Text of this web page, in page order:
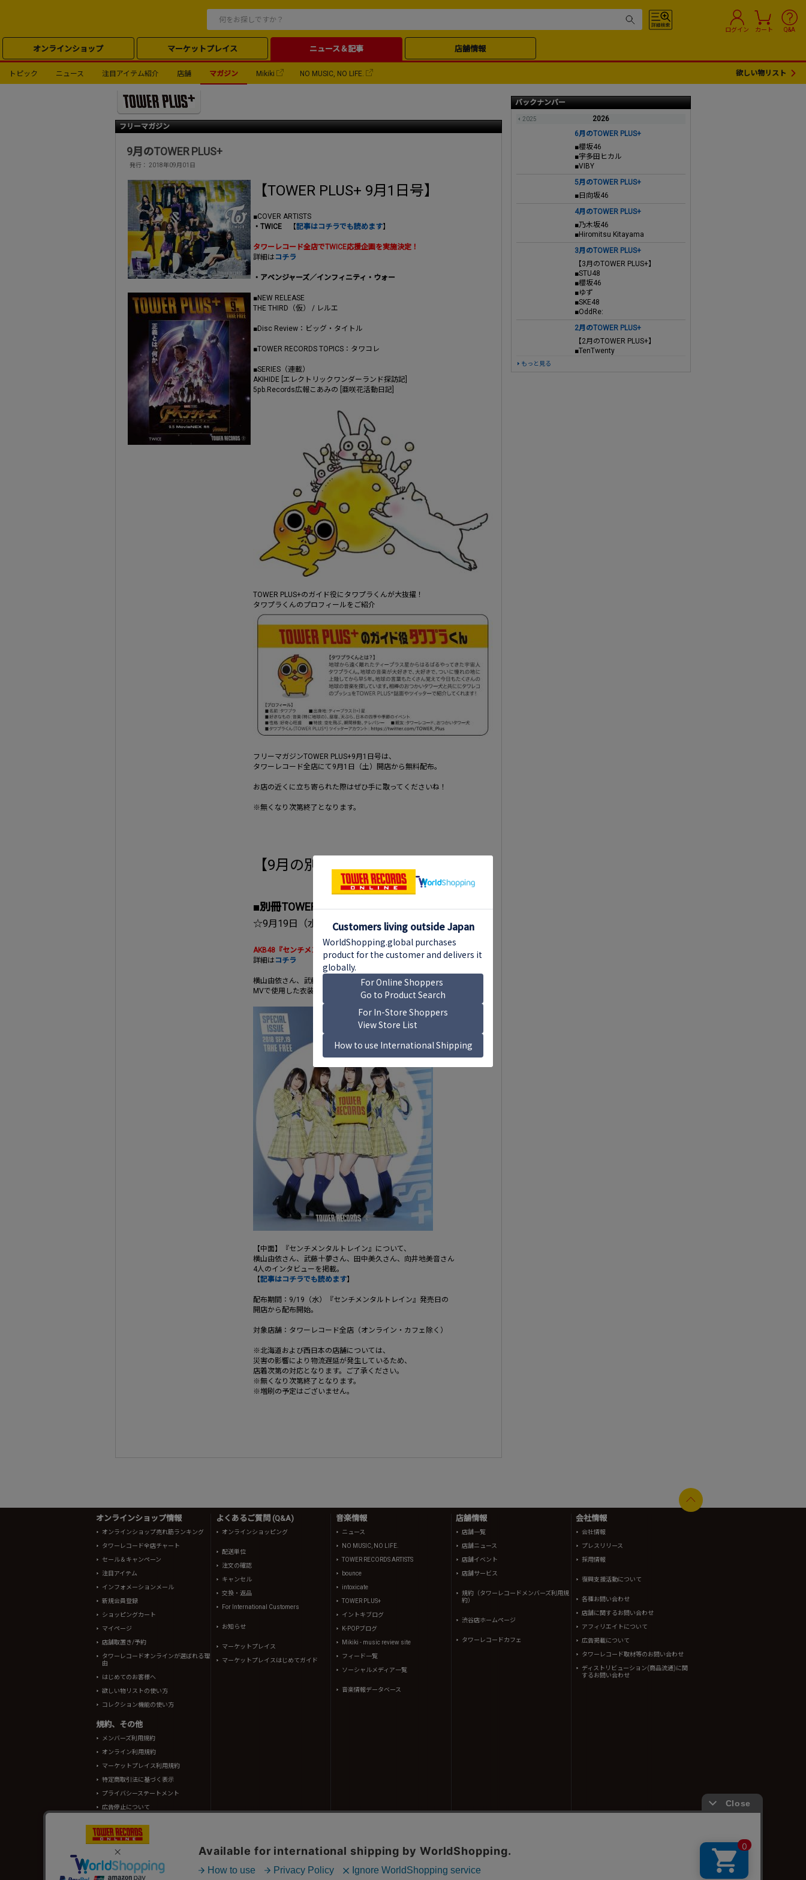
ログイン カート Q&A
オンラインショップ マーケットプレイス ニュース＆記事 店舗情報
トピック ニュース 注目アイテム紹介 店舗 マガジン Mikiki NO MUSIC, NO LIFE. 欲しい物リスト
フリーマガジン
9月のTOWER PLUS+
発行： 2018年09月01日
【TOWER PLUS+ 9月1日号】
■COVER ARTISTS
・TWICE
【記事はコチラでも読めます】
タワーレコード全店でTWICE応援企画を実施決定！
詳細は コチラ
・アベンジャーズ／インフィニティ・ウォー
■NEW RELEASE
THE THIRD（仮） / レルエ
■Disc Review：ビッグ・タイトル
■TOWER RECORDS TOPICS：タワコレ
■SERIES（連載）
AKIHIDE [エレクトリックワンダーランド探訪記]
5pb.Records広報こあみの [亜咲花活動日記]
TOWER PLUS+のガイド役にタワプラくんが大抜擢！
タワプラくんのプロフィールをご紹介
フリーマガジンTOWER PLUS+9月1日号は、
タワーレコード全店にて9月1日（土）開店から無料配布。
お店の近くに立ち寄られた際はぜひ手に取ってくださいね！
※無くなり次第終了となります。
【9月の別冊TOWER PLUS+】
■別冊TOWER PLUS+ AKB48特別号
☆9月19日（水）開店から配布開始。
AKB48『センチメンタルトレイン』×TOWER RECORDS 決定！
詳細は コチラ
横山由依さん、武藤十夢さん、田中美久さん、向井地美音さんの
MVで使用した衣装での激レアな撮り下ろし！
【中面】『センチメンタルトレイン』について、
横山由依さん、武藤十夢さん、田中美久さん、向井地美音さん
4人のインタビューを掲載。
【記事はコチラでも読めます】
配布期間：9/19（水）『センチメンタルトレイン』発売日の
開店から配布開始。
対象店舗：タワーレコード全店（オンライン・カフェ除く）
※北海道および西日本の店舗については、
災害の影響により物流遅延が発生しているため、
店着次第の対応となります。ご了承ください。
※無くなり次第終了となります。
※増刷の予定はございません。
バックナンバー
2025
2026
6月のTOWER PLUS+
■櫻坂46
■宇多田ヒカル
■VIBY
5月のTOWER PLUS+
■日向坂46
4月のTOWER PLUS+
■乃木坂46
■Hiromitsu Kitayama
3月のTOWER PLUS+
【3月のTOWER PLUS+】
■STU48
■櫻坂46
■ゆず
■SKE48
■OddRe:
2月のTOWER PLUS+
【2月のTOWER PLUS+】
■TenTwenty
もっと見る
オンラインショップ情報
オンラインショップ売れ筋ランキング
タワーレコード全店チャート
セール＆キャンペーン
注目アイテム
インフォメーションメール
新規会員登録
ショッピングカート
マイページ
店舗取置き/予約
タワーレコードオンラインが選ばれる理
由
はじめてのお客様へ
欲しい物リストの使い方
コレクション機能の使い方
規約、その他
メンバーズ利用規約
オンライン利用規約
マーケットプレイス利用規約
特定商取引法に基づく表示
プライバシーステートメント
広告停止について
よくあるご質問 (Q&A)
オンラインショッピング
配送単位
注文の確認
キャンセル
交換・返品
For International Customers
お知らせ
マーケットプレイス
マーケットプレイスはじめてガイド
音楽情報
ニュース
NO MUSIC, NO LIFE.
TOWER RECORDS ARTISTS
bounce
intoxicate
TOWER PLUS+
イントキブログ
K-POPブログ
Mikiki - music review site
フィード一覧
ソーシャルメディア一覧
音楽情報データベース
店舗情報
店舗一覧
店舗ニュース
店舗イベント
店舗サービス
規約（タワーレコードメンバーズ利用規
約）
渋谷店ホームページ
タワーレコードカフェ
会社情報
会社情報
プレスリリース
採用情報
復興支援活動について
各種お問い合わせ
店舗に関するお問い合わせ
アフィリエイトについて
広告掲載について
タワーレコード取材等のお問い合わせ
ディストリビューション(商品流通)に関
するお問い合わせ
TOWER RECORDS ONLINEに掲載されているすべてのコンテンツ(記事、画像、音声データ等)はタワーレコード株式会社の承諾なしに無断転載することはできません。
情報の一部はRovi Corporation.、japan music data、(株)シーディージャーナルより提供されています。
タワーレコード株式会社 東京都公安委員会 古物商許可 第302191605310号